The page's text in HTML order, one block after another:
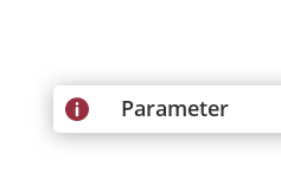
 Parameter